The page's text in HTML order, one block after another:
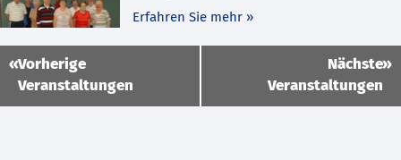
Erfahren Sie mehr »
«Vorherige
Veranstaltungen
Nächste
Veranstaltungen
»